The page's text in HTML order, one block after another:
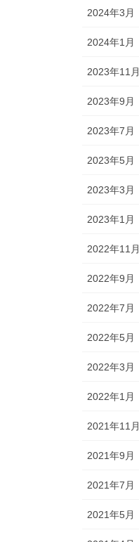
2024年3月
2024年1月
2023年11月
2023年9月
2023年7月
2023年5月
2023年3月
2023年1月
2022年11月
2022年9月
2022年7月
2022年5月
2022年3月
2022年1月
2021年11月
2021年9月
2021年7月
2021年5月